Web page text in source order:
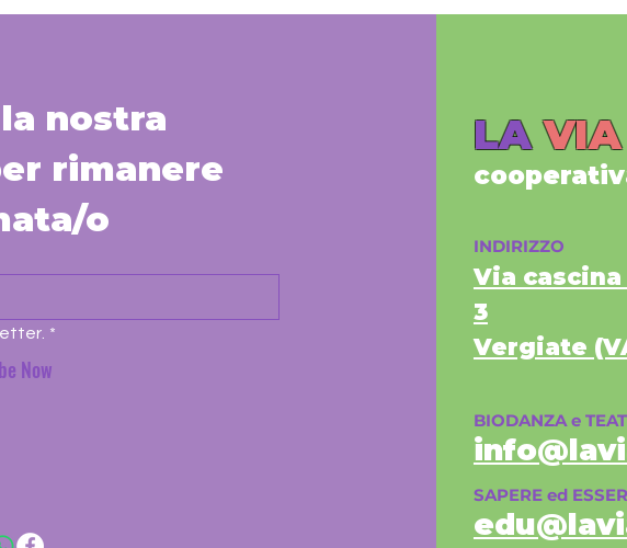
nostra
rimanere
o
*
Now
LAVIA
INDIRIZZO
Via
3
Vergiate
BIODANZA e
SAPERE ed